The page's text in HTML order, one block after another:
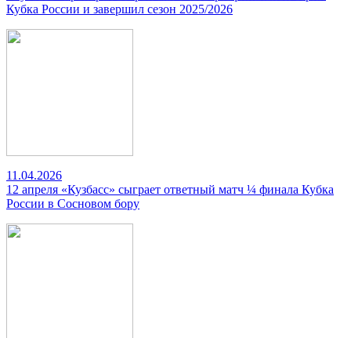
Кубка России и завершил сезон 2025/2026
11.04.2026
12 апреля «Кузбасс» сыграет ответный матч ¼ финала Кубка
России в Сосновом бору